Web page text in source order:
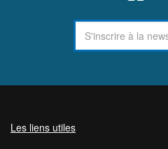
Les liens utiles